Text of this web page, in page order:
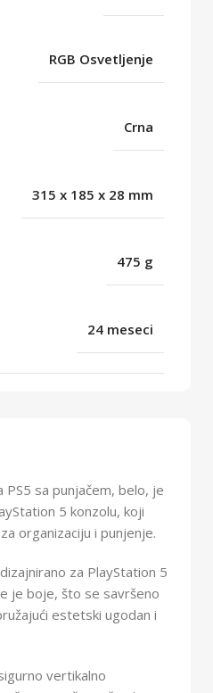
PS5 sa punjačem, belo, je
5 konzolu, koji
organizaciju i punjenje.
za PlayStation 5
je boje, što se savršeno
estetski ugodan i
vertikalno
RGB Osvetljenje
Crna
315 x 185 x 28 mm
475 g
24 meseci